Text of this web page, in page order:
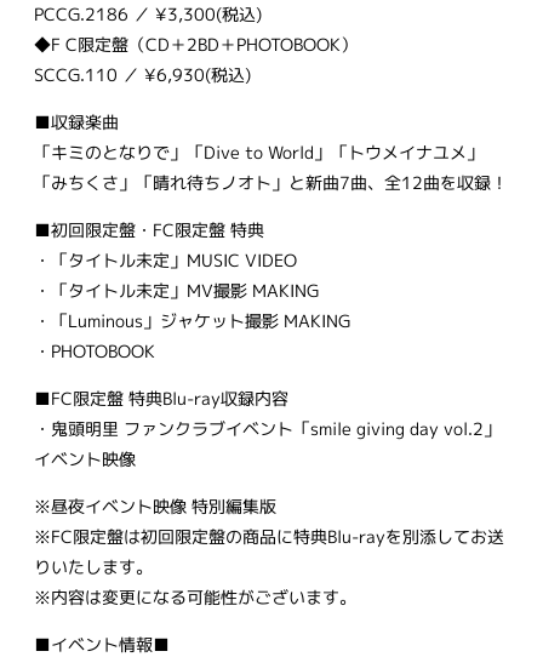
PCCG.2186 ／ ¥3,300(税込)
◆F C限定盤（CD＋2BD＋PHOTOBOOK）
SCCG.110 ／ ¥6,930(税込)
■収録楽曲
「キミのとなりで」「Dive to World」「トウメイナユメ」
「みちくさ」「晴れ待ちノオト」と新曲7曲、全12曲を収録！
■初回限定盤・FC限定盤 特典
・「タイトル未定」MUSIC VIDEO
・「タイトル未定」MV撮影 MAKING
・「Luminous」ジャケット撮影 MAKING
・PHOTOBOOK
■FC限定盤 特典Blu-ray収録内容
・鬼頭明里 ファンクラブイベント「smile giving day vol.2」
イベント映像
※昼夜イベント映像 特別編集版
※FC限定盤は初回限定盤の商品に特典Blu-rayを別添してお送
りいたします。
※内容は変更になる可能性がございます。
■イベント情報■